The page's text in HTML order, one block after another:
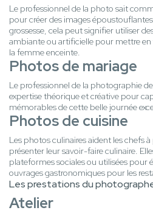
Le professionnel de la photo sait
pour créer des images
grossesse, cela peut signifier utiliser
ambiante ou artificielle pour mettre en
la femme enceinte.
Photos de mariage
Le professionnel de la photographie
expertise théorique et créative pour
mémorables de cette belle journée
Photos de cuisine
Les photos culinaires aident les chefs
présenter leur savoir-faire culinaire.
plateformes sociales ou utilisées pour
ouvrages gastronomiques pour les
Les prestations du
Atelier